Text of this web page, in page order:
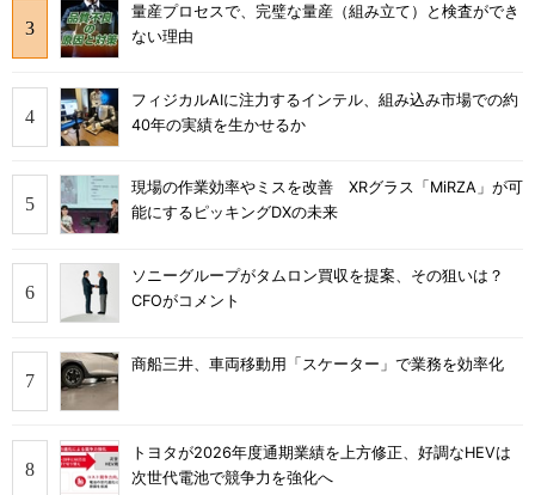
量産プロセスで、完璧な量産（組み立て）と検査ができ
ない理由
フィジカルAIに注力するインテル、組み込み市場での約
40年の実績を生かせるか
現場の作業効率やミスを改善 XRグラス「MiRZA」が可
能にするピッキングDXの未来
ソニーグループがタムロン買収を提案、その狙いは？
CFOがコメント
商船三井、車両移動用「スケーター」で業務を効率化
トヨタが2026年度通期業績を上方修正、好調なHEVは
次世代電池で競争力を強化へ